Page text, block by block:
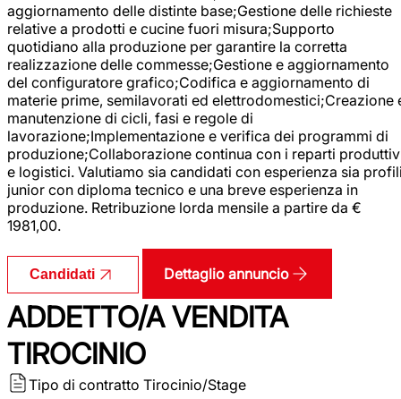
aggiornamento delle distinte base;Gestione delle richieste
relative a prodotti e cucine fuori misura;Supporto
quotidiano alla produzione per garantire la corretta
realizzazione delle commesse;Gestione e aggiornamento
del configuratore grafico;Codifica e aggiornamento di
materie prime, semilavorati ed elettrodomestici;Creazione
manutenzione di cicli, fasi e regole di
lavorazione;Implementazione e verifica dei programmi di
produzione;Collaborazione continua con i reparti
e logistici. Valutiamo sia candidati con esperienza sia
junior con diploma tecnico e una breve esperienza in
produzione. Retribuzione lorda mensile a partire da €
1981,00.
Candidati Dettaglio annuncio
ADDETTO/A VENDITA
TIROCINIO
Tipo di contratto Tirocinio/Stage